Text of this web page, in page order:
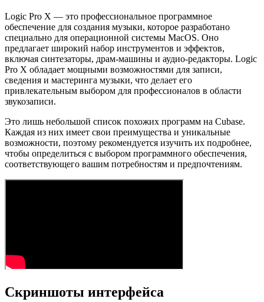
Logic Pro X — это профессиональное программное
обеспечение для создания музыки, которое разработано
специально для операционной системы MacOS. Оно
предлагает широкий набор инструментов и эффектов,
включая синтезаторы, драм-машины и аудио-редакторы. Logic
Pro X обладает мощными возможностями для записи,
сведения и мастеринга музыки, что делает его
привлекательным выбором для профессионалов в области
звукозаписи.
Это лишь небольшой список похожих программ на Cubase.
Каждая из них имеет свои преимущества и уникальные
возможности, поэтому рекомендуется изучить их подробнее,
чтобы определиться с выбором программного обеспечения,
соответствующего вашим потребностям и предпочтениям.
Скриншоты интерфейса